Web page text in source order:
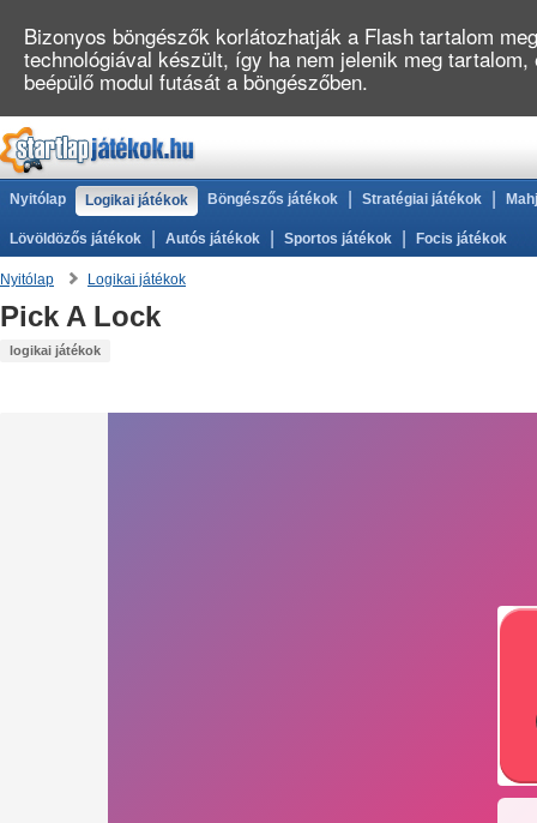
Nyitólap Logikai játékok Böngészős játékok Stratégiai játékok
Lövöldözős játékok Autós játékok Sportos játékok Focis játékok
Nyitólap Logikai játékok
Pick A Lock
logikai játékok
Bizonyos böngészők korlátozhatják a Flash tartalom
technológiával készült, így ha nem jelenik meg
beépülő modul futását a böngészőben.